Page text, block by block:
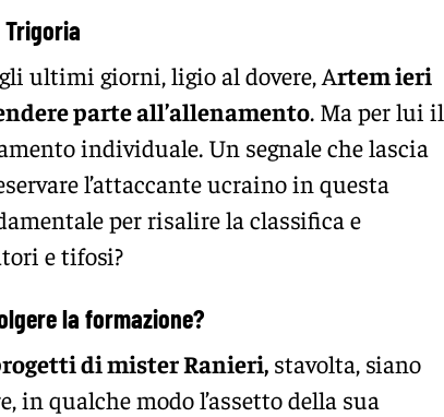
ultimi giorni, ligio al dovere, Artem ieri
parte all’allenamento. Ma per lui il
individuale. Un segnale che lascia
l’attaccante ucraino in questa
per risalire la classifica e
e tifosi?
la formazione?
di mister Ranieri, stavolta, siano
in qualche modo l’assetto della sua